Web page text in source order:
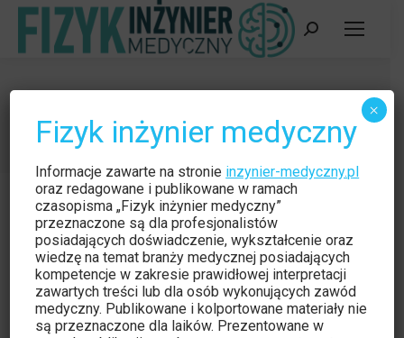
Szukaj:
Jesteś tutaj:
Strona główna 2015
Fizyk inżynier medyczny
Informacje zawarte na stronie inzynier-medyczny.pl
oraz redagowane i publikowane w ramach
czasopisma „Fizyk inżynier medyczny”
przeznaczone są dla profesjonalistów
posiadających doświadczenie, wykształcenie oraz
wiedzę na temat branży medycznej posiadających
kompetencje w zakresie prawidłowej interpretacji
zawartych treści lub dla osób wykonujących zawód
medyczny. Publikowane i kolportowane materiały nie
są przeznaczone dla laików. Prezentowane w
×